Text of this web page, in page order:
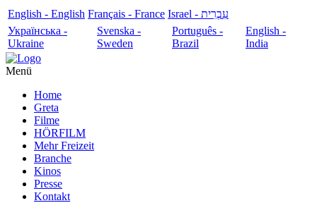
English - English Français - France
עִבְרִית - Israel
Українська -
Ukraine
Svenska -
Sweden
Português -
Brazil
English -
India
Menü
Home
Greta
Filme
HÖRFILM
Mehr Freizeit
Branche
Kinos
Presse
Kontakt